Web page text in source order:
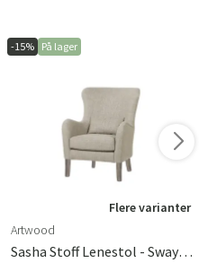
-15% På lager
Flere varianter
Artwood
Sasha Stoff Lenestol - Sway Natural